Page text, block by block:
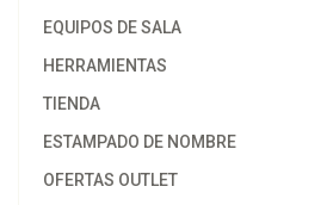
EQUIPOS DE SALA
HERRAMIENTAS
TIENDA
ESTAMPADO DE NOMBRE
OFERTAS OUTLET